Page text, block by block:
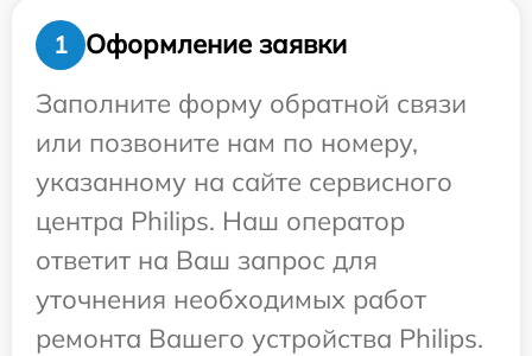
1
Оформление заявки
Заполните форму обратной связи
или позвоните нам по номеру,
указанному на сайте сервисного
центра Philips. Наш оператор
ответит на Ваш запрос для
уточнения необходимых работ
ремонта Вашего устройства Philips.